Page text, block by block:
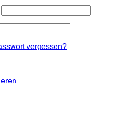
vergessen?